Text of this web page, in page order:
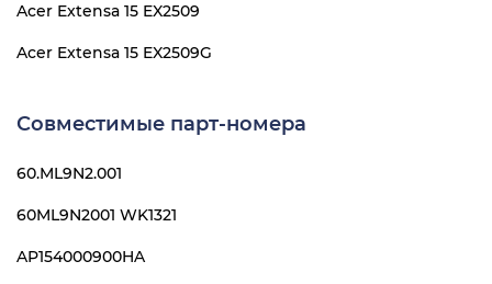
Acer Extensa 15 EX2509
Acer Extensa 15 EX2509G
Совместимые парт-номера
60.ML9N2.001
60ML9N2001 WK1321
AP154000900HA